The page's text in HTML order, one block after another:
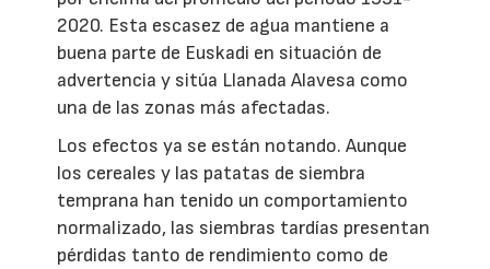
2020. Esta escasez de agua mantiene a
buena parte de Euskadi en situación de
advertencia y sitúa Llanada Alavesa como
una de las zonas más afectadas.
Los efectos ya se están notando. Aunque
los cereales y las patatas de siembra
temprana han tenido un comportamiento
normalizado, las siembras tardías presentan
pérdidas tanto de rendimiento como de